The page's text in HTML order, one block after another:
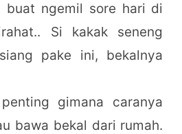
buat ngemil sore hari di
Si kakak seneng
pake ini, bekalnya
gimana caranya
bawa bekal dari rumah.